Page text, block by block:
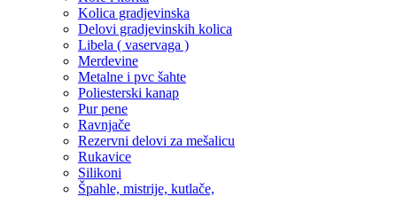
Kolica gradjevinska
Delovi gradjevinskih kolica
Libela ( vaservaga )
Merdevine
Metalne i pvc šahte
Poliesterski kanap
Pur pene
Ravnjače
Rezervni delovi za mešalicu
Rukavice
Silikoni
Špahle, mistrije, kutlače,